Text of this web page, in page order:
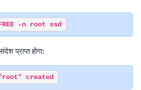
प्राप्त होगा: